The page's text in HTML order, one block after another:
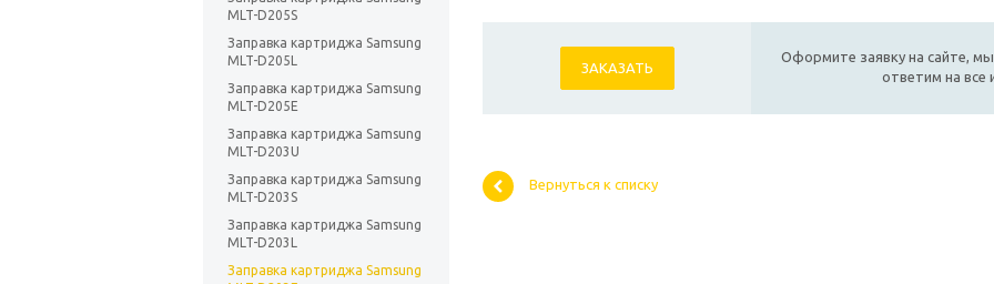
MLT-D205S
Заправка картриджа Samsung
MLT-D205L
Заправка картриджа Samsung
MLT-D205E
Заправка картриджа Samsung
MLT-D203U
Заправка картриджа Samsung
MLT-D203S
Заправка картриджа Samsung
MLT-D203L
Заправка картриджа Samsung
ЗАКАЗАТЬ
Оформите заявку на сайте,
ответим на все
Вернуться к списку